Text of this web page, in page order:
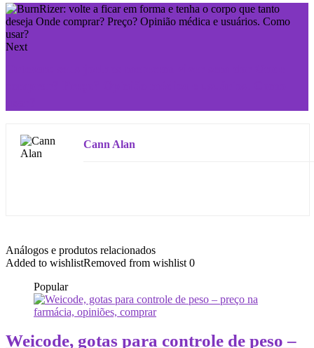
Next
Cann Alan
Análogos e produtos relacionados
Added to wishlistRemoved from wishlist 0
Popular
Weicode, gotas para controle de peso –